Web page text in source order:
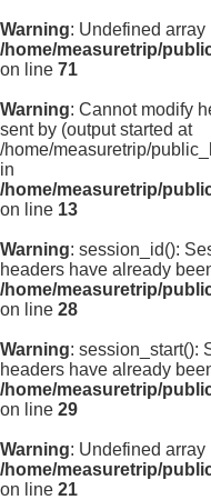
Warning: Undefined
/home/measuretrip/
on line 71
Warning: Cannot modify
sent by (output started at
/home/measuretrip/
in
/home/measuretrip/
on line 13
Warning: session_id():
headers have already
/home/measuretrip/
on line 28
Warning: session_start():
headers have already
/home/measuretrip/
on line 29
Warning: Undefined
/home/measuretrip/
on line 21